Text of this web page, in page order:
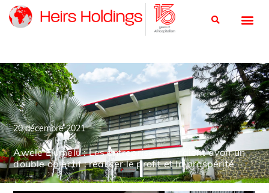
20 décembre 2021
Awele Elumelu : Les entreprises devraient avoir un
double objectif : réaliser le profit et la prospérité